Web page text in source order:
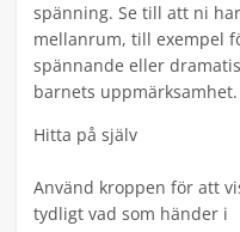
spänning. Se till att ni
mellanrum, till exempel
spännande eller
barnets uppmärksamhet.
Hitta på själv
Använd kroppen för att
tydligt vad som händer i